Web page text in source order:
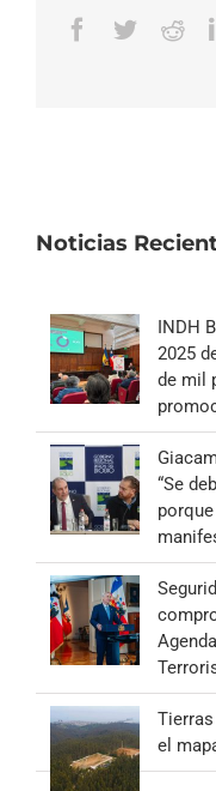
Facebook
Twitter
Noticias
INDH
2025
de mil
“Se
el